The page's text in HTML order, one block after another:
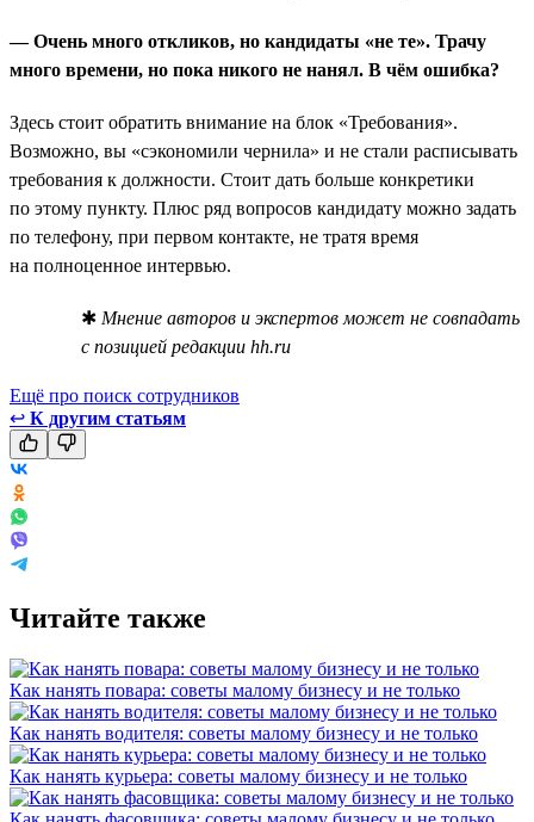
— Очень много откликов, но кандидаты «не те». Трачу
много времени, но пока никого не нанял. В чём ошибка?
Здесь стоит обратить внимание на блок «Требования».
Возможно, вы «сэкономили чернила» и не стали расписывать
требования к должности. Стоит дать больше конкретики
по этому пункту. Плюс ряд вопросов кандидату можно задать
по телефону, при первом контакте, не тратя время
на полноценное интервью.
✱ Мнение авторов и экспертов может не совпадать
с позицией редакции hh.ru
Ещё про поиск сотрудников
↩ К другим статьям
Читайте также
Как нанять повара: советы малому бизнесу и не только
Как нанять водителя: советы малому бизнесу и не только
Как нанять курьера: советы малому бизнесу и не только